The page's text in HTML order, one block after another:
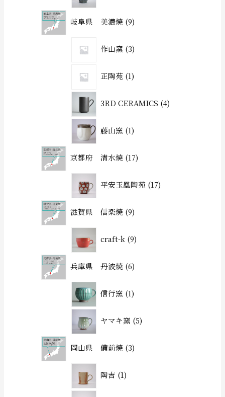
岐阜県 美濃焼 9
作山窯 3
正陶苑 1
3RD CERAMICS 4
藤山窯 1
京都府 清水焼 17
平安玉凰陶苑 17
滋賀県 信楽焼 9
craft-k 9
兵庫県 丹波焼 6
信行窯 1
ヤマキ窯 5
岡山県 備前焼 3
陶吉 1